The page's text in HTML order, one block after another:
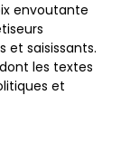
envoutante
saisissants.
les textes
et